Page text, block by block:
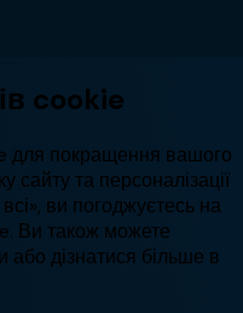
cookie
для покращення вашого
сайту та персоналізації
ви погоджуєтесь на
Ви також можете
дізнатися більше в